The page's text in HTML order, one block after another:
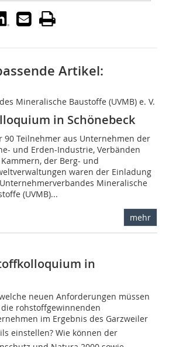
Artikel:
Mineralische Baustoffe (UVMB) e. V.
in Schönebeck
90 Teilnehmer aus Unternehmen der
und Erden-Industrie, Verbänden
der Berg- und
waren der Einladung
Mineralische
(UVMB)...
mehr
in
neuen Anforderungen müssen
rohstoffgewinnenden
im Ergebnis des Garzweiler
einstellen? Wie können der